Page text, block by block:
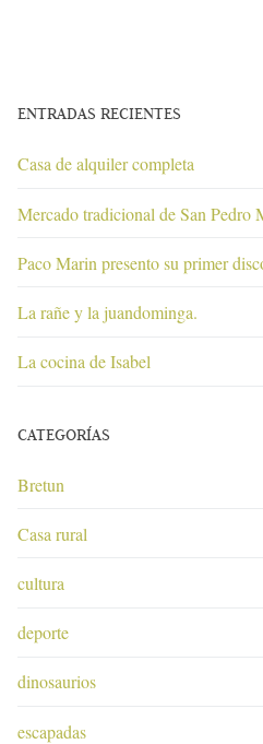
ENTRADAS RECIENTES
Casa de alquiler completa
Mercado tradicional de San Pedro
Paco Marin presento su primer
La rañe y la juandominga.
La cocina de Isabel
CATEGORÍAS
Bretun
Casa rural
cultura
deporte
dinosaurios
escapadas